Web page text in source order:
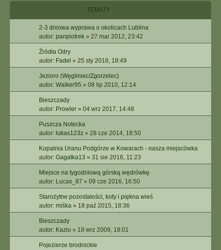
I
Z
A
A
A
S
O
W
A
N
TEMATY
2-3 dniowa wyprawa o okolicach Lublina
autor: panpiotrek » 27 mar 2012, 23:42
Źródła Odry
autor: Fadel » 25 sty 2018, 18:49
Jezioro (Węgliniec/Zgorzelec)
autor: Walker95 » 08 lip 2010, 12:14
Bieszczady
autor: Prowler » 04 wrz 2017, 14:48
Puszcza Notecka
autor: lukas123z » 28 cze 2014, 18:50
Kopalnia Uranu Podgórze w Kowarach - nasza miejscówka
autor: Gagatka13 » 31 sie 2016, 11:23
Miejsce na tygodniową górską wędrówkę.
autor: Lucas_87 » 09 cze 2016, 16:50
Starożytne pozostałości, koty i piękna wieś
autor: miśka » 18 paź 2015, 18:36
Bieszczady
autor: Kaziu » 18 wrz 2009, 18:01
Pojezierze brodnickie